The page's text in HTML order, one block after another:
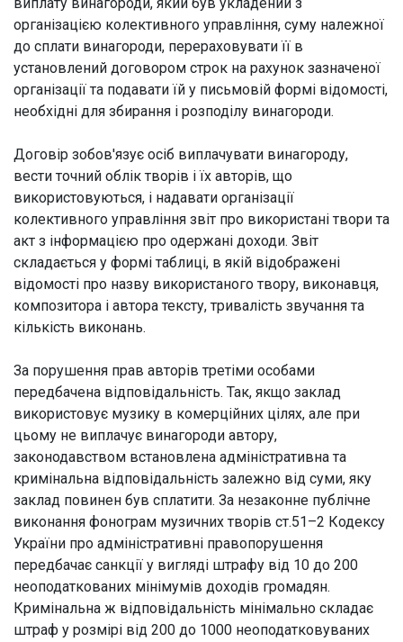
організацією колективного управління, суму належної
до сплати винагороди, перераховувати її в
установлений договором строк на рахунок зазначеної
організації та подавати їй у письмовій формі відомості,
необхідні для збирання і розподілу винагороди.
Договір зобов'язує осіб виплачувати винагороду,
вести точний облік творів і їх авторів, що
використовуються, і надавати організації
колективного управління звіт про використані твори та
акт з інформацією про одержані доходи. Звіт
складається у формі таблиці, в якій відображені
відомості про назву використаного твору, виконавця,
композитора і автора тексту, тривалість звучання та
кількість виконань.
За порушення прав авторів третіми особами
передбачена відповідальність. Так, якщо заклад
використовує музику в комерційних цілях, але при
цьому не виплачує винагороди автору,
законодавством встановлена адміністративна та
кримінальна відповідальність залежно від суми, яку
заклад повинен був сплатити. За незаконне публічне
виконання фонограм музичних творів ст.51–2 Кодексу
України про адміністративні правопорушення
передбачає санкції у вигляді штрафу від 10 до 200
неоподаткованих мінімумів доходів громадян.
Кримінальна ж відповідальність мінімально складає
штраф у розмірі від 200 до 1000 неоподатковуваних